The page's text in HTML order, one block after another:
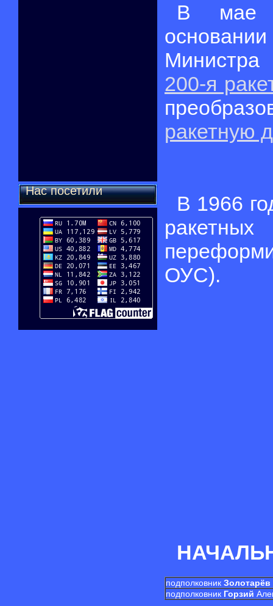
Нас посетили
В мае
200-я
ракетную
В 1966
ОУС).
подполковник Золотарёв
подполковник Горзий